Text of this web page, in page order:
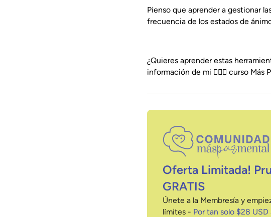
Pienso que aprender a gestionar
frecuencia de los estados de
¿Quieres aprender estas
información de mi 👉🏻🔗 curso Más
Oferta Limitada!
GRATIS
Únete a la Membresía y
límites - Por tan solo $28 USD